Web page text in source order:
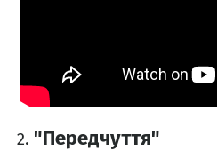
"Передчуття"